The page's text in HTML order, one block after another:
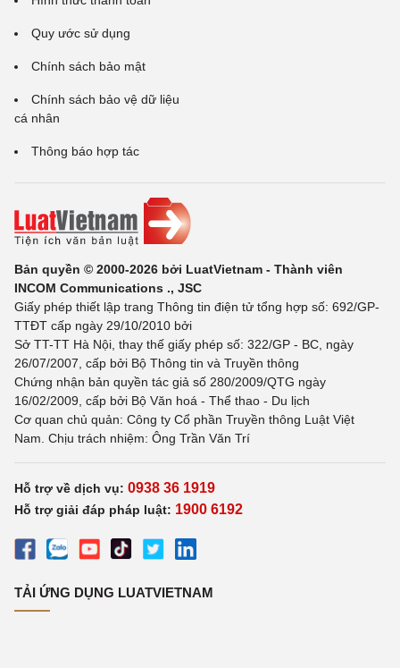
Quy ước sử dụng
Chính sách bảo mật
Chính sách bảo vệ dữ liệu
cá nhân
Thông báo hợp tác
Bản quyền © 2000-2026 bởi LuatVietnam - Thành viên
INCOM Communications ., JSC
Giấy phép thiết lập trang Thông tin điện tử tổng hợp số: 692/GP-
TTĐT cấp ngày 29/10/2010 bởi
Sở TT-TT Hà Nội, thay thế giấy phép số: 322/GP - BC, ngày
26/07/2007, cấp bởi Bộ Thông tin và Truyền thông
Chứng nhận bản quyền tác giả số 280/2009/QTG ngày
16/02/2009, cấp bởi Bộ Văn hoá - Thể thao - Du lịch
Cơ quan chủ quản: Công ty Cổ phần Truyền thông Luật Việt
Nam. Chịu trách nhiệm: Ông Trần Văn Trí
Hỗ trợ về dịch vụ: 0938 36 1919
Hỗ trợ giải đáp pháp luật: 1900 6192
TẢI ỨNG DỤNG LUATVIETNAM